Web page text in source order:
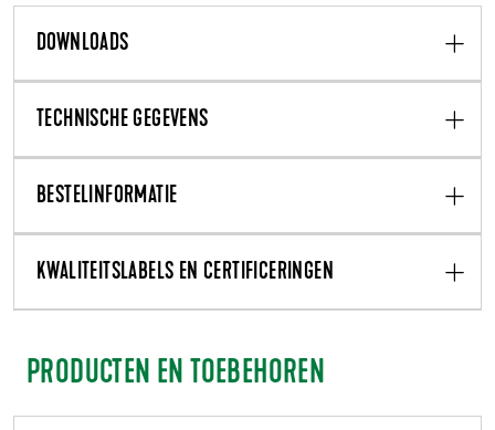
DOWNLOADS
TECHNISCHE GEGEVENS
BESTELINFORMATIE
KWALITEITSLABELS EN CERTIFICERINGEN
PRODUCTEN EN TOEBEHOREN